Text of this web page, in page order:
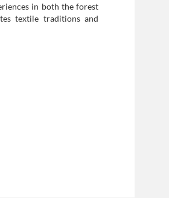
in both the forest
textile traditions and